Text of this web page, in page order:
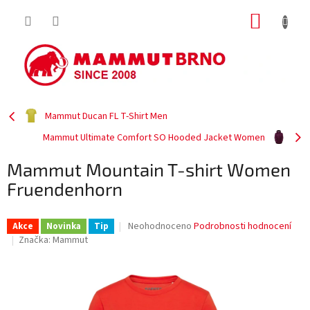
Mammut Ducan FL T-Shirt Men
Mammut Ultimate Comfort SO Hooded Jacket Women
Mammut Mountain T-shirt Women
Fruendenhorn
Akce Novinka Tip
Průměrné
0,0
Neohodnoceno Podrobnosti hodnocení
Značka: Mammut